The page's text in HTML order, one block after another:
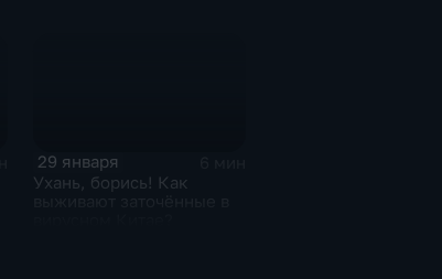
29 января
Ухань, борись! Как